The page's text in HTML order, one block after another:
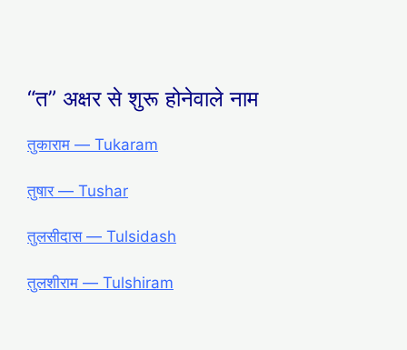
“त” अक्षर से शुरू होनेवाले नाम
तुकाराम ― Tukaram
तुषार ― Tushar
तुलसीदास ― Tulsidash
तुलशीराम ― Tulshiram